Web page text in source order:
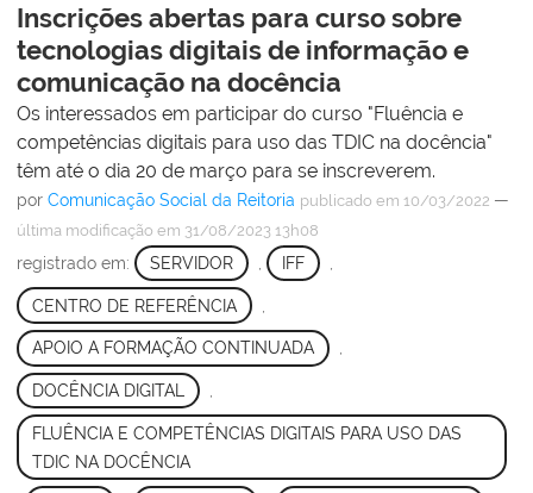
Inscrições abertas para curso sobre
tecnologias digitais de informação e
comunicação na docência
Os interessados em participar do curso "Fluência e
competências digitais para uso das TDIC na docência"
têm até o dia 20 de março para se inscreverem.
por Comunicação Social da Reitoria publicado em 10/03/2022 —
última modificação em 31/08/2023 13h08
registrado em: SERVIDOR IFF
CENTRO DE REFERÊNCIA
APOIO A FORMAÇÃO CONTINUADA ,
DOCÊNCIA DIGITAL
FLUÊNCIA E COMPETÊNCIAS DIGITAIS PARA USO DAS
TDIC NA DOCÊNCIA